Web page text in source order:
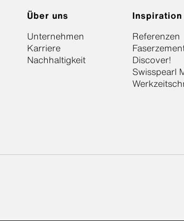
Über uns
Unternehmen
Karriere
Nachhaltigkeit
Inspiration
Referenzen
Discover!
Swisspearl